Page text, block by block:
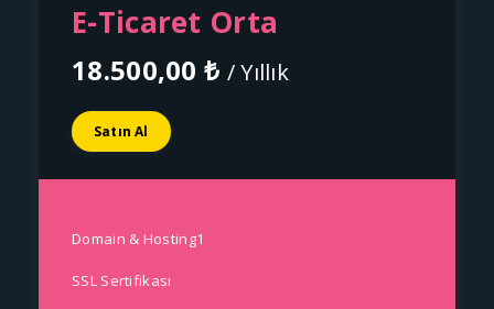
E-Ticaret Orta
18.500,00 ₺ / Yıllık
Satın Al
Domain & Hosting1
SSL Sertifikası